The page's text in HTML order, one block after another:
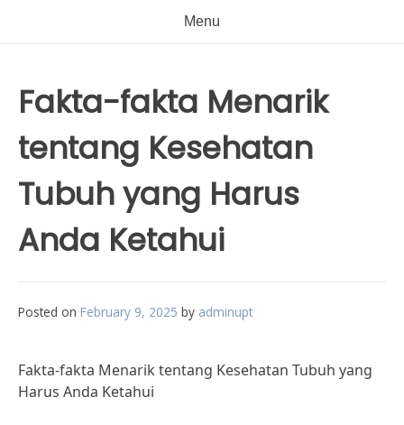
Menu
Fakta-fakta Menarik
tentang Kesehatan
Tubuh yang Harus
Anda Ketahui
Posted on February 9, 2025 by adminupt
Fakta-fakta Menarik tentang Kesehatan Tubuh yang
Harus Anda Ketahui